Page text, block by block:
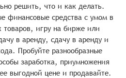
решить, что и как делать.
финансовые средства с умом в
товаров, игру на бирже или
в аренду, сдачу в аренду и
Пробуйте разнообразные
заработка, приумножения
выгодной цене и продавайте.